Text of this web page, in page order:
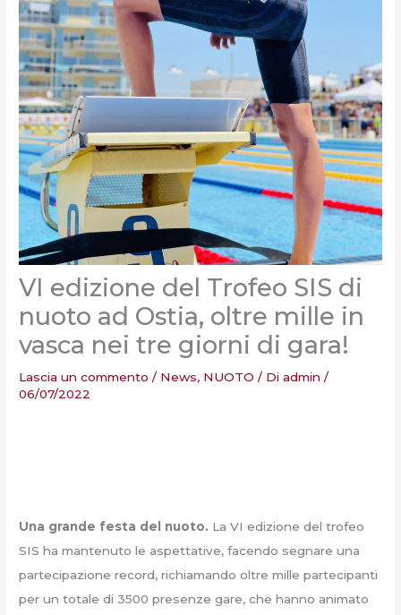
VI edizione del Trofeo SIS di
nuoto ad Ostia, oltre mille in
vasca nei tre giorni di gara!
Lascia un commento / News, NUOTO / Diadmin/
06/07/2022
Una grande festa del nuoto. La VI edizione del trofeo
SIS ha mantenuto le aspettative, facendo segnare una
partecipazione record, richiamando oltre mille partecipanti
per un totale di 3500 presenze gare, che hanno animato